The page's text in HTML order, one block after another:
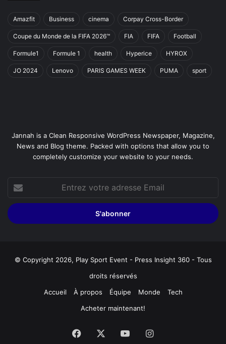
Amazfit Business cinema Corpay Cross-Border
Coupe du Monde de la FIFA 2026™ FIA FIFA Football
Formule1 Formule 1 health Hyperice HYROX
JO 2024 Lenovo PARIS GAMES WEEK PUMA sport
Jannah is a Clean Responsive WordPress Newspaper, Magazine,
News and Blog theme. Packed with options that allow you to
completely customize your website to your needs.
votre
adresse
Email
© Copyright 2026, Play Sport Event - Press Insight 360 - Tous
droits réservés
Accueil
À propos Équipe Monde
Tech
Acheter maintenant!
Facebook YouTubeInstagram